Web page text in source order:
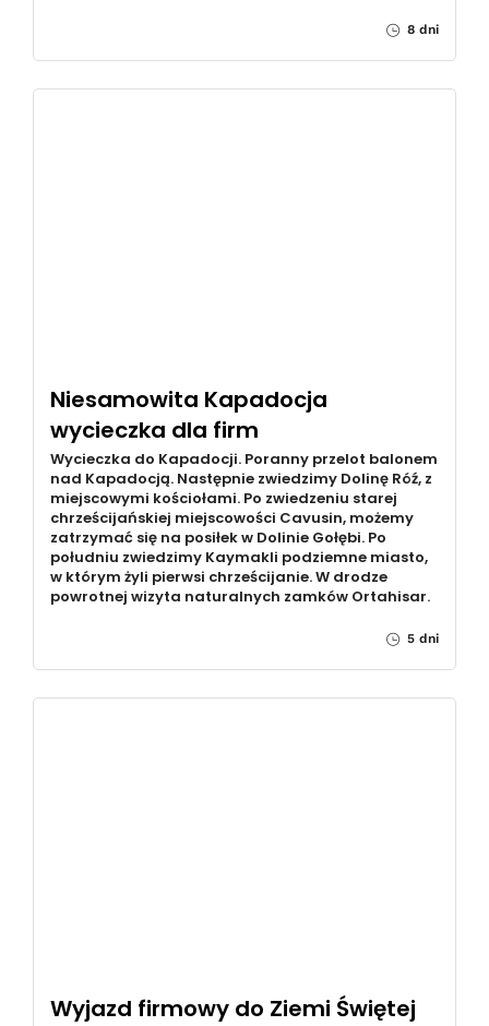
8 dni
Niesamowita Kapadocja
wycieczka dla firm
Wycieczka do Kapadocji. Poranny przelot balonem
nad Kapadocją. Następnie zwiedzimy Dolinę Róź, z
miejscowymi kościołami. Po zwiedzeniu starej
chrześcijańskiej miejscowości Cavusin, możemy
zatrzymać się na posiłek w Dolinie Gołębi. Po
południu zwiedzimy Kaymakli podziemne miasto,
w którym żyli pierwsi chrześcijanie. W drodze
powrotnej wizyta naturalnych zamków Ortahisar.
5 dni
Wyjazd firmowy do Ziemi Świętej